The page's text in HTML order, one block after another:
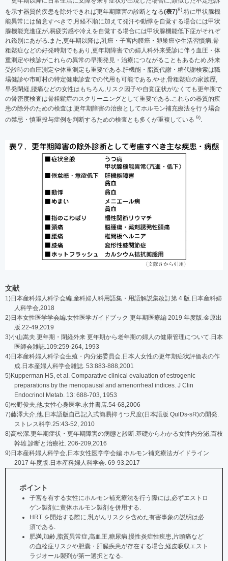
を示す器質的疾患を除外できれば更年期障害の診断となる(表7)8).特に甲状腺機
能異常には留意すべきで,月経不順に加えて発汗や動悸を自覚する場合には甲状
腺機能充進症が,易疲労感や冷えを自覚する場合には甲状腺機能低下症がそれぞ
れ鑑別にあがる.また,更年期以降は,乳癌・子宮内膜癌・卵巣癌や生活習慣病,骨
粗鬆症などの好発時期でもあり,更年期障害での婦人科外来受診に伴う血圧・体
重測定や検診がこれらの異常の早期発見・治療につながることもあるため,外来
受診時の血圧測定や体重測定も重要である.肝機能・脂質代謝・糖代謝検索は職
場健診や市町村の特定健康診査での代用も可能である.やせ,骨粗鬆症の家族歴,
早発閉経,腰痛などの女性はもちろん,リスク因子や自覚症状がなくても更年期で
の骨密度検査は骨粗鬆症のスクリーニングとして重要である.これらの器質的疾
患の除外のための検査は,更年期障害の治療としてホルモン補充療法を行う場合
の禁忌・慎重投与症例を判断するための検査とも多くが重複している 9).
文献
1)日本産科婦人科学会編.産科婦人科用語集・用語解説集改訂第 4 版.日本産科婦
人科学会,2018
2)日本女性医学学会編.女性医学ガイドブック 更年期医療編 2019 年度版.金原出
版.22-49,2019
3)小山嵩夫.更年期・閉経外来 更年期から老年期の婦人の健康管理について.日本
医師会雑誌.109:259-264, 1993
4)日本産科婦人科学会生殖・内分泌委員会.日本人女性の更年期症状評価表の作
成.日本産婦人科学会雑誌. 53:883-888,2001
5)Kupperman HS, et al. Comparative clinical evaluation of estrogenic
preparations by the menopausal and amenorrheal indices. J Clin
Endocrinol Metab. 13: 688-703, 1953
6)松野俊夫,他.女性心身医学.永井書店.54-68,2006
7)藤澤大介,他.日本語版自己記入式簡易抑うつ尺度(日本語版 QulDs-sR)の開発.
ストレス科学.25:43-52, 2010
8)高松潔.更年期症状・更年期障害の病態と診断.基礎からわかる女性内分泌,百枝
幹雄.診断と治療社. 206-209,2016
9)日本産科婦人科学会,日本女性医学学会編.ホルモン補充療法ガイドライン
2017 年度版.日本産科婦人科学会. 69-93,2017
ポイント
子宮を有する女性にホルモン補充療法を行う際には,必ずエストロ
ゲン製剤に黄体ホルモン製剤を併用する.
HRT を開始する際に,乳がんリスクを含めた有害事象の説明は必
須である.
肥満,加齢,脂質異常症,高血圧,糖尿病,慢性炎症性疾患,片頭痛など
の血栓症リスクや胆囊・肝臓疾患が存在する場合,経皮吸収エスト
ラジオール製剤が第一選択となる.